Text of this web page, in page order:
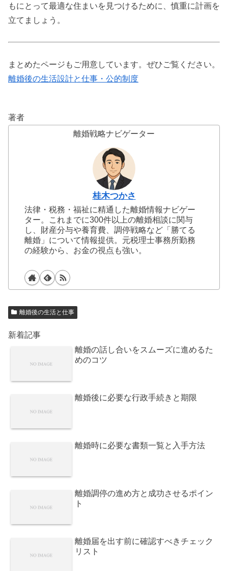
もにとって最適な住まいを見つけるために、慎重に計画を
立てましょう。
まとめたページもご用意しています。ぜひご覧ください。
離婚後の生活設計と仕事・公的制度
著者
離婚戦略ナビゲーター
桂木つかさ
法律・税務・福祉に精通した離婚情報ナビゲー
ター。これまでに300件以上の離婚相談に関与
し、財産分与や養育費、調停戦略など「勝てる
離婚」について情報提供。元税理士事務所勤務
の経験から、お金の視点も強い。
離婚後の生活と仕事
新着記事
離婚の話し合いをスムーズに進めるた
めのコツ
離婚後に必要な行政手続きと期限
離婚時に必要な書類一覧と入手方法
離婚調停の進め方と成功させるポイン
ト
離婚届を出す前に確認すべきチェック
リスト